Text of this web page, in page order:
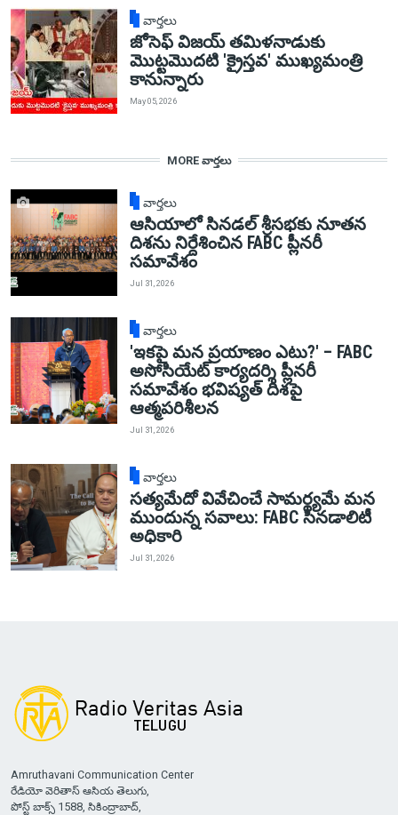
వార్తలు
జోసెఫ్ విజయ్ తమిళనాడుకు
మొట్టమొదటి 'క్రైస్తవ' ముఖ్యమంత్రి
కానున్నారు
May 05, 2026
MORE వార్తలు
వార్తలు
ఆసియాలో సినడల్ శ్రీసభకు నూతన
దిశను నిర్దేశించిన FABC ప్లీనరీ
సమావేశం
Jul 31, 2026
వార్తలు
'ఇకపై మన ప్రయాణం ఎటు?' – FABC
అసోసియేట్ కార్యదర్శి ప్లీనరీ
సమావేశం భవిష్యత్ దిశపై
ఆత్మపరిశీలన
Jul 31, 2026
వార్తలు
సత్యమేదో వివేచించే సామర్థ్యమే మన
ముందున్న సవాలు: FABC సినడాలిటీ
అధికారి
Jul 31, 2026
Amruthavani Communication Center
రేడియో వెరితాస్ ఆసియ తెలుగు,
పోస్ట్ బాక్స్ 1588, సికింద్రాబాద్,